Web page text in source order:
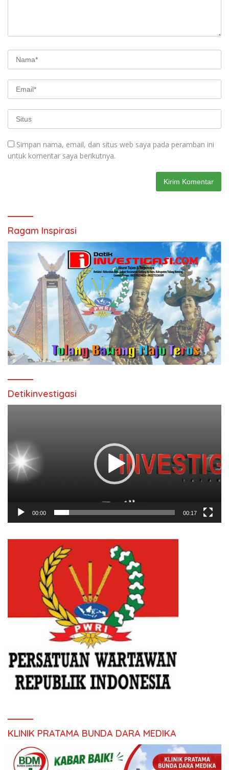
Simpan nama, email, dan situs web saya pada peramban ini
untuk komentar saya berikutnya.
Ragam Inspirasi
Detikinvestigasi
00:00 00:17
KLINIK PRATAMA BUNDA DARA MEDIKA